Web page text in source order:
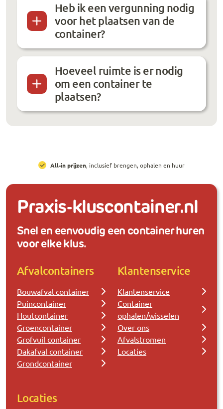
Heb ik een vergunning nodig
voor het plaatsen van de
container?
Hoeveel ruimte is er nodig
om een container te
plaatsen?
All-in prijzen, inclusief brengen, ophalen en huur
Praxis-kluscontainer.nl
Snel en eenvoudig een container huren
voor elke klus.
Afvalcontainers
Bouwafval container
Puincontainer
Houtcontainer
Groencontainer
Grofvuil container
Dakafval container
Grondcontainer
Klantenservice
Klantenservice
Container
ophalen/wisselen
Over ons
Afvalstromen
Locaties
Locaties